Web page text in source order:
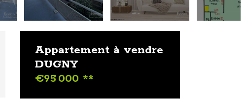
Appartement à vendre
DUGNY
€95 000 **